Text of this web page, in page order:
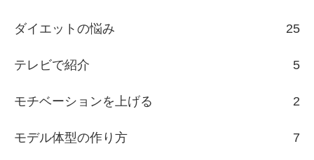
ダイエットの悩み 25
テレビで紹介 5
モチベーションを上げる 2
モデル体型の作り方 7